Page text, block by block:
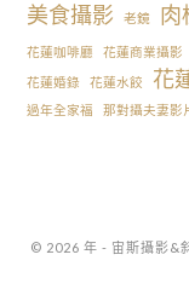
美食攝影 老鏡 肉
花蓮咖啡廳 花蓮商業攝影
花蓮婚錄 花蓮水餃 花
過年全家福
那對攝夫妻影
© 2026 年 - 宙斯攝影&